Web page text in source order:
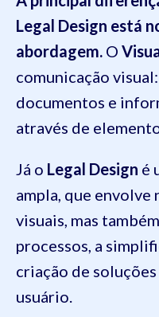
Legal Design está
abordagem. O
comunicação
documentos e
através de
Já o Legal Design é
ampla, que envolve
visuais, mas
processos, a
criação de
usuário.